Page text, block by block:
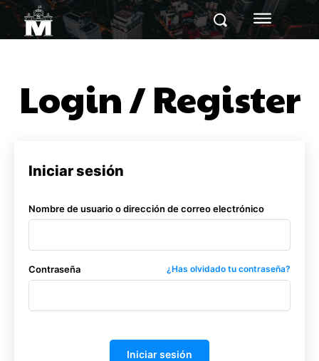
Login / Register
Iniciar sesión
Nombre de usuario o dirección de correo electrónico
Contraseña ¿Has olvidado tu contraseña?
Iniciar sesión